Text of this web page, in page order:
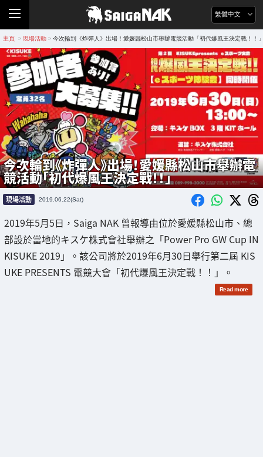
繁體中文
主頁 > 現場活動 > 今次輪到《炸彈人》出場！愛媛縣松山市舉辦電競活動「初代爆風王決定戰！！
今次輪到《炸彈人》出場！愛媛縣松山市舉辦電
競活動「初代爆風王決定戰！！」
現場活動 2019.06.22(Sat)
2019年5月5日，Saiga NAK 曾報導由位於愛媛縣松山市、總
部設於當地的キスケ株式會社舉辦之「Power Pro GW Cup IN
KISUKE 2019」。該公司將於2019年6月30日舉行第二屆 KIS
UKE PRESENTS 電競大會「初代爆風王決定戰！！」。